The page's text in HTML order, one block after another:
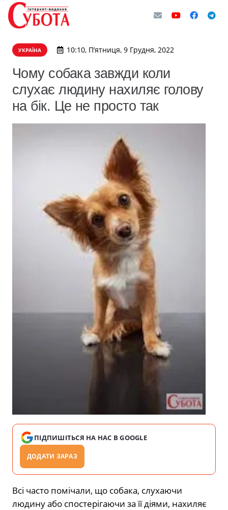
УКРАЇНА 10:10, П’ятниця, 9 Грудня, 2022
Чому собака завжди коли
слухає людину нахиляє голову
на бік. Це не просто так
ПІДПИШІТЬСЯ НА НАС В GOOGLE
ДОДАТИ ЗАРАЗ
Всі часто помічали, що собака, слухаючи
людину або спостерігаючи за її діями, нахиляє